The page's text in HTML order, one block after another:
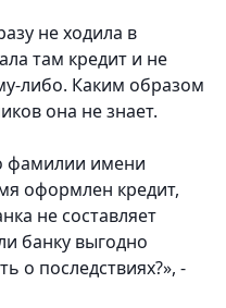
не ходила в
там кредит и не
либо. Каким образом
она не знает.
фамилии имени
оформлен кредит,
не составляет
банку выгодно
о последствиях?», -